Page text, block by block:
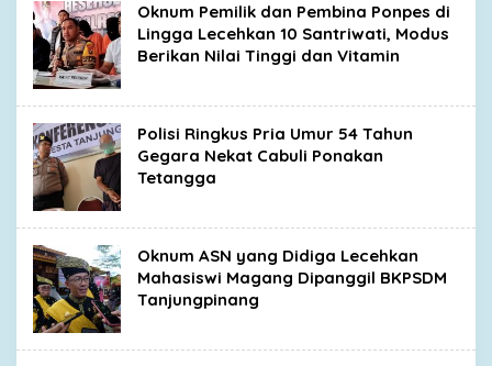
Oknum Pemilik dan Pembina Ponpes di
Lingga Lecehkan 10 Santriwati, Modus
Berikan Nilai Tinggi dan Vitamin
Polisi Ringkus Pria Umur 54 Tahun
Gegara Nekat Cabuli Ponakan
Tetangga
Oknum ASN yang Didiga Lecehkan
Mahasiswi Magang Dipanggil BKPSDM
Tanjungpinang